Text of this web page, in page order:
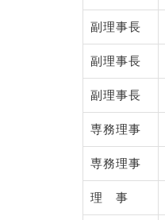
副理事長
副理事長
副理事長
専務理事
専務理事
理 事